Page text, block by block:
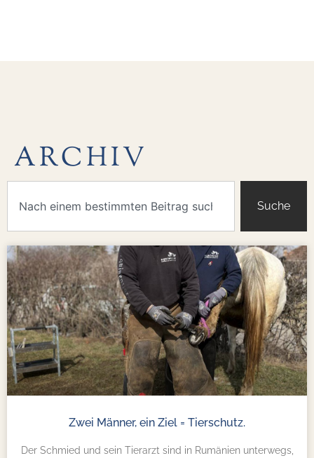
ARCHIV
Suche
Zwei Männer, ein Ziel = Tierschutz.
Der Schmied und sein Tierarzt sind in Rumänien unterwegs,